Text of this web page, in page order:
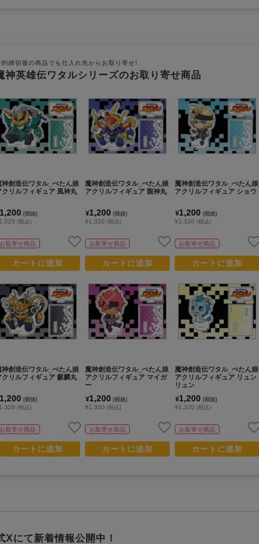
約締切後の商品でも仕入れ先からお取り寄せ!
神英雄伝ワタルシリーズのお取り寄せ商品
神創造伝ワタル_ぺたん娘
クリルフィギュア 風神丸
1,200 (税抜)
(税込)
お取寄せ商品
カートに追加
神創造伝ワタル_ぺたん娘
クリルフィギュア 麒麟丸
1,200 (税抜)
(税込)
お取寄せ商品
カートに追加
魔神創造伝ワタル_ぺたん娘
アクリルフィギュア 龍神丸
¥1,200 (税抜)
¥1,320(税込)
お取寄せ商品
カートに追加
魔神創造伝ワタル_ぺたん娘
アクリルフィギュア マイガ
ー
¥1,200 (税抜)
¥1,320(税込)
お取寄せ商品
カートに追加
魔神創造伝ワタル_ぺたん娘
アクリルフィギュア ショウ
¥1,200 (税抜)
¥1,320 (税込)
お取寄せ商品
カートに追加
魔神創造伝ワタル_ぺたん娘
アクリルフィギュア リュン
リュン
¥1,200 (税抜)
¥1,320 (税込)
お取寄せ商品
カートに追加
Xにて新着情報公開中！